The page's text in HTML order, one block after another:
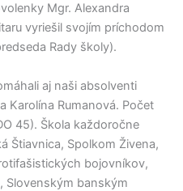
Mgr. Alexandra
vyriešil svojím príchodom
Rady školy).
aj naši absolventi
Karolína Rumanová. Počet
45). Škola každoročne
Štiavnica, Spolkom Živena,
bojovníkov,
Slovenským banským